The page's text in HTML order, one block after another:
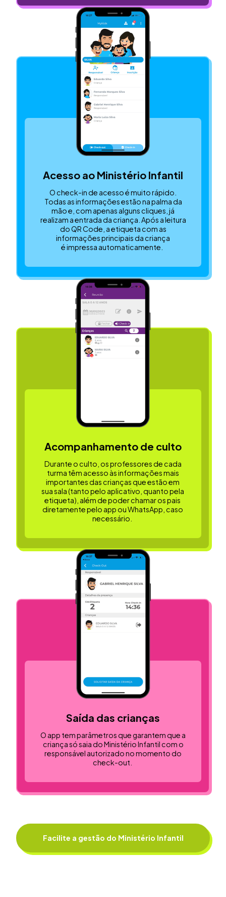
Acesso ao Ministério Infantil
O check-in de acesso é muito rápido.
Todas as informações estão na palma da
mão e, com apenas alguns cliques, já
realizam a entrada da criança. Após a leitura
do QR Code, a etiqueta com as
informações principais da criança
é impressa automaticamente.
Acompanhamento de culto
Durante o culto, os professores de cada
turma têm acesso às informações mais
importantes das crianças que estão em
sua sala (tanto pelo aplicativo, quanto pela
etiqueta), além de poder chamar os pais
diretamente pelo app ou WhatsApp, caso
necessário.
Saída das crianças
O app tem parâmetros que garantem que a
criança só saia do Ministério Infantil com o
responsável autorizado no momento do
check-out.
Facilite a gestão do Ministério Infantil